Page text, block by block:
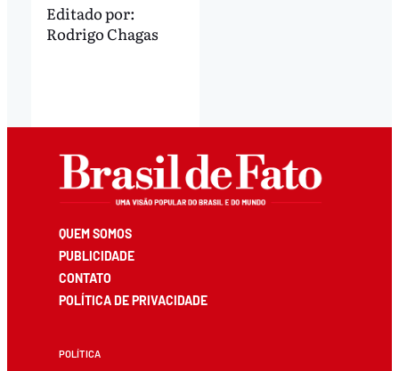
Editado por:
Rodrigo Chagas
QUEM SOMOS
PUBLICIDADE
CONTATO
POLÍTICA DE PRIVACIDADE
POLÍTICA